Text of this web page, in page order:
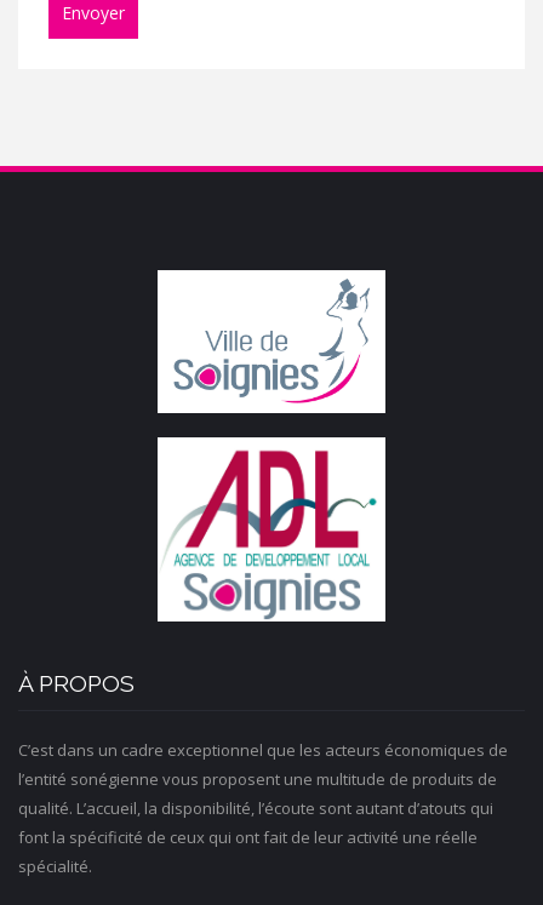
Envoyer
À PROPOS
C’est dans un cadre exceptionnel que les acteurs économiques de
l’entité sonégienne vous proposent une multitude de produits de
qualité. L’accueil, la disponibilité, l’écoute sont autant d’atouts qui
font la spécificité de ceux qui ont fait de leur activité une réelle
spécialité.